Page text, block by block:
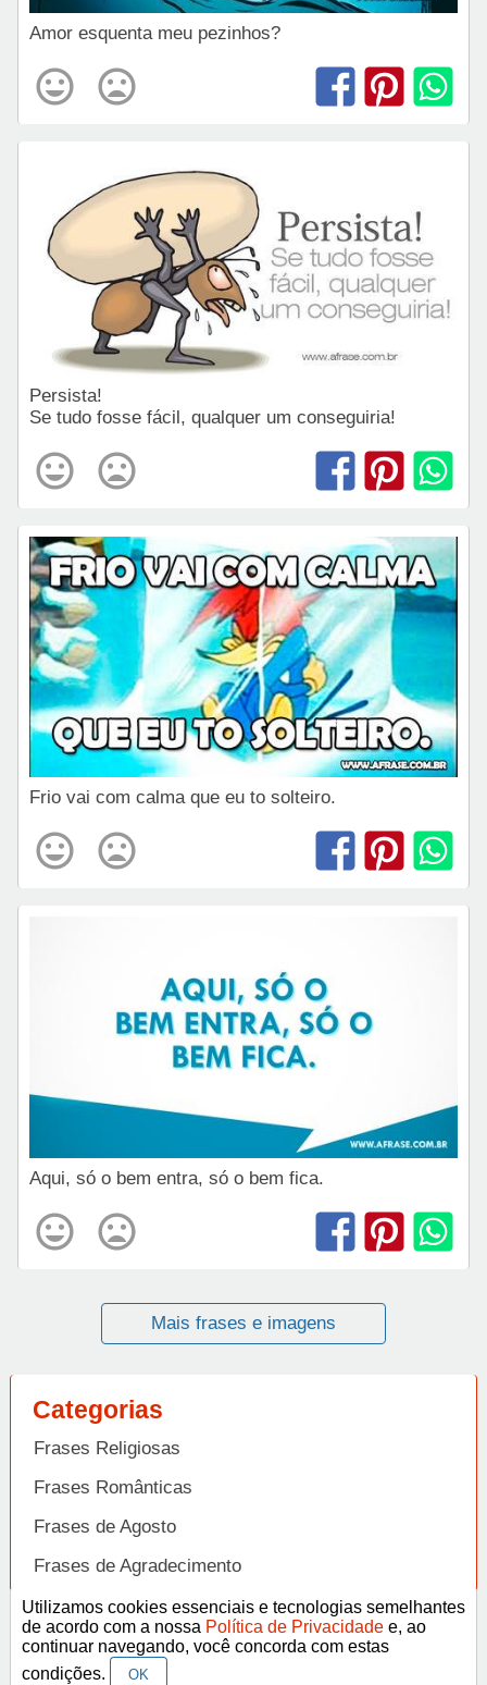
Amor esquenta meu pezinhos?
Persista!
Se tudo fosse fácil, qualquer um conseguiria!
Frio vai com calma que eu to solteiro.
Aqui, só o bem entra, só o bem fica.
Mais frases e imagens
Categorias
Frases Religiosas
Frases Românticas
Frases de Agosto
Frases de Agradecimento
Frases de Amizade
Frases de Amor
Abrir
Utilizamos cookies essenciais e tecnologias semelhantes
de acordo com a nossa Política de Privacidade e, ao
continuar navegando, você concorda com estas
condições.
OK